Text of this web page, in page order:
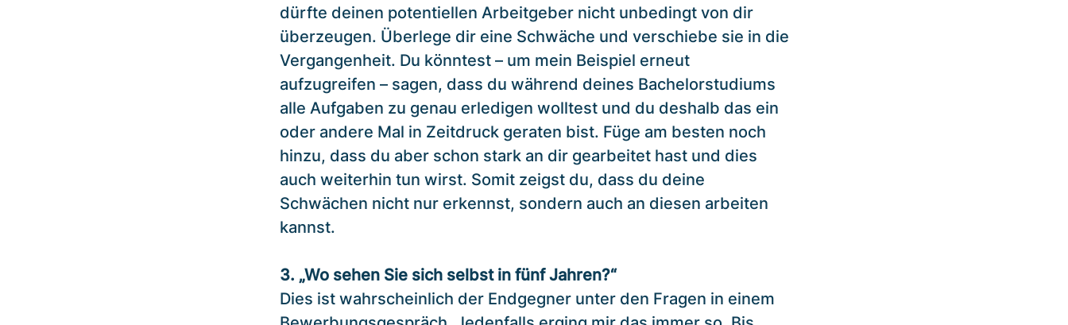
dürfte deinen potentiellen Arbeitgeber nicht unbedingt von dir
überzeugen. Überlege dir eine Schwäche und verschiebe sie in die
Vergangenheit. Du könntest – um mein Beispiel erneut
aufzugreifen – sagen, dass du während deines Bachelorstudiums
alle Aufgaben zu genau erledigen wolltest und du deshalb das ein
oder andere Mal in Zeitdruck geraten bist. Füge am besten noch
hinzu, dass du aber schon stark an dir gearbeitet hast und dies
auch weiterhin tun wirst. Somit zeigst du, dass du deine
Schwächen nicht nur erkennst, sondern auch an diesen arbeiten
kannst.
3. „Wo sehen Sie sich selbst in fünf Jahren?“
Dies ist wahrscheinlich der Endgegner unter den Fragen in einem